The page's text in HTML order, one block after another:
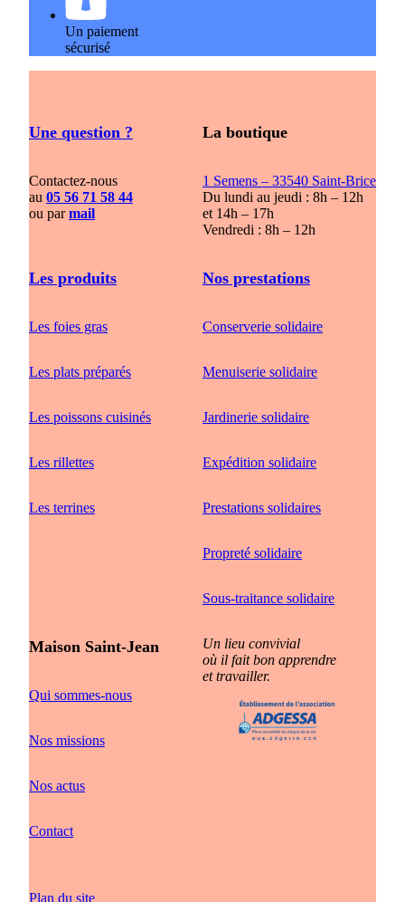
Un paiement
sécurisé
Une question ?
Contactez-nous
au 05 56 71 58 44
ou parmail
La boutique
1 Semens – 33540 Saint-Brice
Du lundi au jeudi : 8h – 12h
et 14h – 17h
Vendredi : 8h – 12h
Les produits
Les foies gras
Les plats préparés
Les poissons cuisinés
Les rillettes
Les terrines
Nos prestations
Conserverie solidaire
Menuiserie solidaire
Jardinerie solidaire
Expédition solidaire
Prestations solidaires
Propreté solidaire
Sous-traitance solidaire
Maison Saint-Jean
Qui sommes-nous
Nos missions
Nos actus
Contact
Plan du site
Un lieu convivial
où il fait bon apprendre
et travailler.